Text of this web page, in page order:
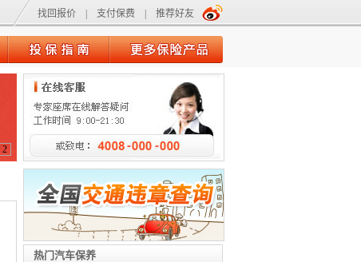
找回报价 支付保费 推荐好友
热门汽车保养
2